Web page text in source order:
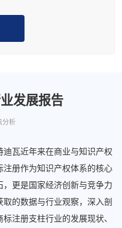
发展报告
分析
瓦近年来在商业与知识产权
册作为知识产权体系的核心
更是国家经济创新与竞争力
的数据与行业观察，深入剖
注册支柱行业的发展现状、